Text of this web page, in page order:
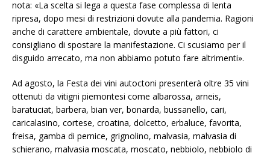
nota: «La scelta si lega a questa fase complessa di lenta
ripresa, dopo mesi di restrizioni dovute alla pandemia. Ragioni
anche di carattere ambientale, dovute a più fattori, ci
consigliano di spostare la manifestazione. Ci scusiamo per il
disguido arrecato, ma non abbiamo potuto fare altrimenti».
Ad agosto, la Festa dei vini autoctoni presenterà oltre 35 vini
ottenuti da vitigni piemontesi come albarossa, arneis,
baratuciat, barbera, bian ver, bonarda, bussanello, cari,
caricalasino, cortese, croatina, dolcetto, erbaluce, favorita,
freisa, gamba di pernice, grignolino, malvasia, malvasia di
schierano, malvasia moscata, moscato, nebbiolo, nebbiolo di